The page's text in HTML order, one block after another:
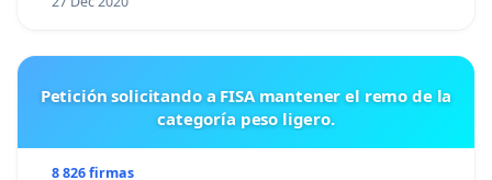
Petición solicitando a FISA mantener el remo de la
categoría peso ligero.
8 826 firmas